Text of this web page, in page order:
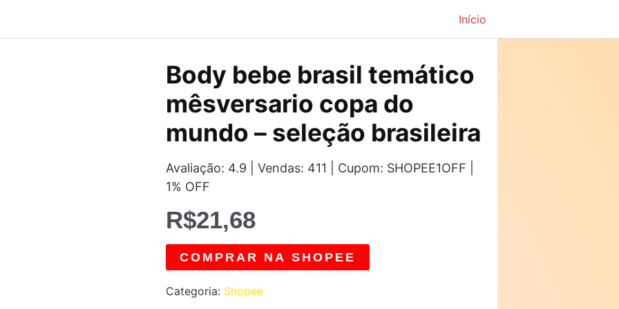
Início
Body bebe brasil temático
mêsversario copa do
mundo – seleção brasileira
Avaliação: 4.9 | Vendas: 411 | Cupom: SHOPEE1OFF |
1% OFF
R$21,68
COMPRAR NA SHOPEE
Categoria: Shopee